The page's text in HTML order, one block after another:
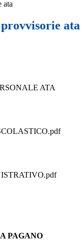
ata
ata
ATA
PAGANO